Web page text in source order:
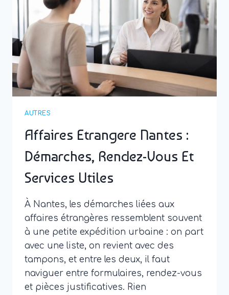
FACILEMENT
FRANCE
AUTRES
Affaires Etrangere Nantes :
Démarches, Rendez-Vous Et
Services Utiles
À Nantes, les démarches liées aux
affaires étrangères ressemblent souvent
à une petite expédition urbaine : on part
avec une liste, on revient avec des
tampons, et entre les deux, il faut
naviguer entre formulaires, rendez-vous
et pièces justificatives. Rien